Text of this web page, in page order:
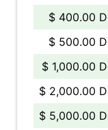
$ 400.00
$ 500.00
$ 1,000.00
$ 2,000.00
$ 5,000.00